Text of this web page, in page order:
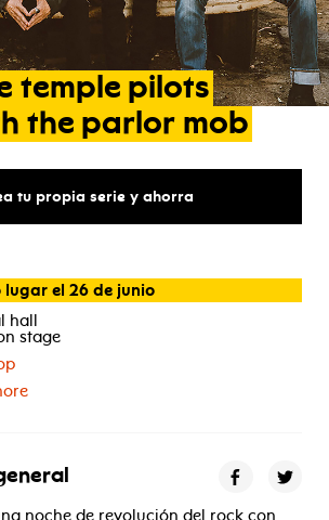
temple pilots
the parlor mob
tu propia serie y ahorra
lugar el 26 de junio
hall
stage
noche de revolución del rock con